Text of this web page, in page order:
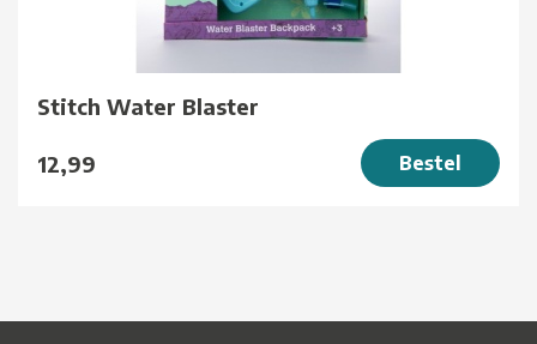
Stitch Water Blaster
12,99 Bestel